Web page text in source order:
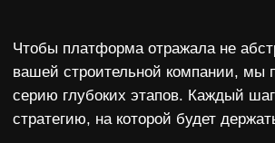
Кому особенно нужна бренд-
платформа в строительстве